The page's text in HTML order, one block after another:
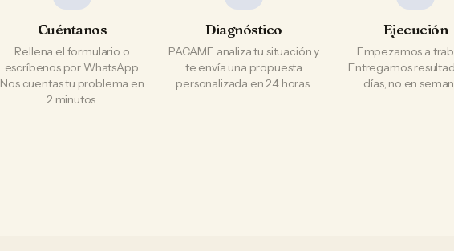
Cuéntanos
Rellena el formulario o
escríbenos por WhatsApp.
Nos cuentas tu problema en
2 minutos.
Diagnóstico
PACAME analiza tu situación y
te envía una propuesta
personalizada en 24 horas.
Ejecución
Empezamos a
Entregamos
días, no en